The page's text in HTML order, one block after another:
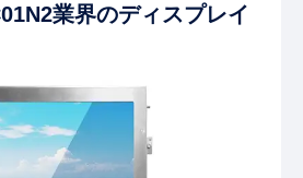
業界のディスプレイ